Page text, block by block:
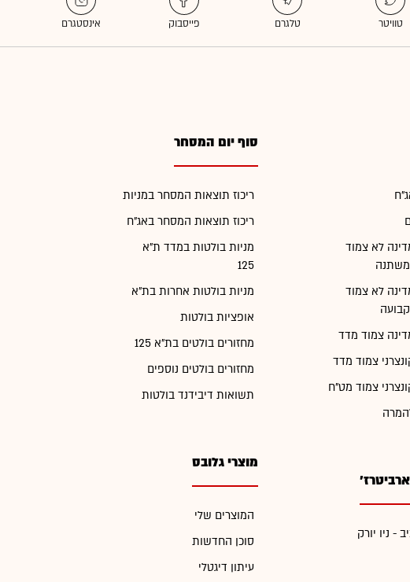
לא צמוד
משתנה
לא צמוד
צמוד מדד
צמוד מדד
צמוד מט"ח
- ניו יורק
סוף יום המסחר
ריכוז תוצאות המסחר במניות
ריכוז תוצאות המסחר באג"ח
מניות בולטות במדד ת"א
125
מניות בולטות אחרות בת"א
אופציות בולטות
מחזורים בולטים בת"א 125
מחזורים בולטים נוספים
תשואות דיבידנד בולטות
מוצרי גלובס
המוצרים שלי
סוכן החדשות
עיתון דיגטלי